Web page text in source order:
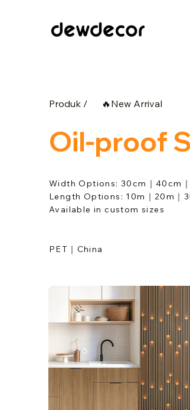
Produk / 🔥New Arrival
Oil-proof
Width Options: 30cm｜40cm
Length Options: 10m｜20m｜
Available in custom sizes
PET｜China